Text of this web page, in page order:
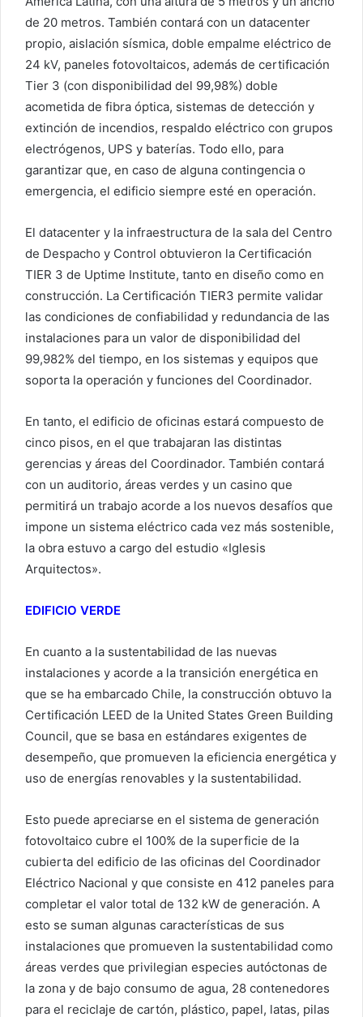
de 20 metros. También contará con un datacenter
propio, aislación sísmica, doble empalme eléctrico de
24 kV, paneles fotovoltaicos, además de certificación
Tier 3 (con disponibilidad del 99,98%) doble
acometida de fibra óptica, sistemas de detección y
extinción de incendios, respaldo eléctrico con grupos
electrógenos, UPS y baterías. Todo ello, para
garantizar que, en caso de alguna contingencia o
emergencia, el edificio siempre esté en operación.
El datacenter y la infraestructura de la sala del Centro
de Despacho y Control obtuvieron la Certificación
TIER 3 de Uptime Institute, tanto en diseño como en
construcción. La Certificación TIER3 permite validar
las condiciones de confiabilidad y redundancia de las
instalaciones para un valor de disponibilidad del
99,982% del tiempo, en los sistemas y equipos que
soporta la operación y funciones del Coordinador.
En tanto, el edificio de oficinas estará compuesto de
cinco pisos, en el que trabajaran las distintas
gerencias y áreas del Coordinador. También contará
con un auditorio, áreas verdes y un casino que
permitirá un trabajo acorde a los nuevos desafíos que
impone un sistema eléctrico cada vez más sostenible,
la obra estuvo a cargo del estudio «Iglesis
Arquitectos».
EDIFICIO VERDE
En cuanto a la sustentabilidad de las nuevas
instalaciones y acorde a la transición energética en
que se ha embarcado Chile, la construcción obtuvo la
Certificación LEED de la United States Green Building
Council, que se basa en estándares exigentes de
desempeño, que promueven la eficiencia energética y
uso de energías renovables y la sustentabilidad.
Esto puede apreciarse en el sistema de generación
fotovoltaico cubre el 100% de la superficie de la
cubierta del edificio de las oficinas del Coordinador
Eléctrico Nacional y que consiste en 412 paneles para
completar el valor total de 132 kW de generación. A
esto se suman algunas características de sus
instalaciones que promueven la sustentabilidad como
áreas verdes que privilegian especies autóctonas de
la zona y de bajo consumo de agua, 28 contenedores
para el reciclaje de cartón, plástico, papel, latas, pilas